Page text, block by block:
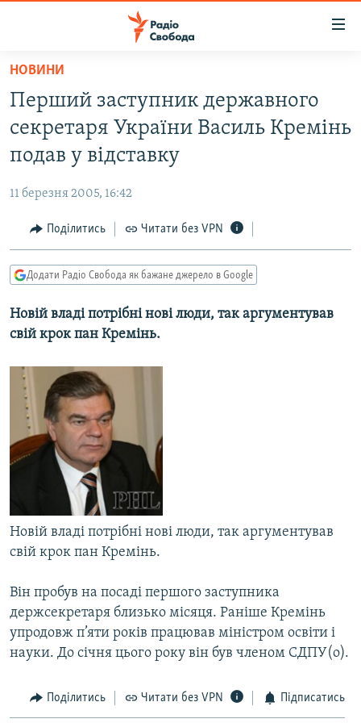
Перейти
основного
матеріалу
Перейти
до
основної
навігації
Перейти
до
пошуку
ВСЕ ЗА ДОБУ
СТАТТІ
ЕКОНОМІКА
СУСПІЛЬСТВО
УКРАЇНА
РОСІЙСЬКА «ФІЛЬТРАЦІЯ»
ДОНБАС.РЕАЛІЇ
ТИ ЯК?
СХЕМИ
КИТАЙ.ВИКЛИКИ
МУЛЬТИМЕДІА
ФОТО
СПЕЦПРОЄКТИ
ПОДКАСТИ
КРИМ РЕАЛІЇ
РУС
УКР
КТАТ
ДОЛУЧАЙСЯ!
НОВИНИ
Перший заступник державного
секретаря України Василь Кремінь
подав у відставку
11 березня 2005, 16:42
Поділитись Читати без VPN
Додати Радіо Свобода як бажане джерело в Google
Новій владі потрібні нові люди, так аргументував
свій крок пан Кремінь.
Новій владі потрібні нові люди, так аргументував
свій крок пан Кремінь.
Він пробув на посаді першого заступника
держсекретаря близько мiсяця. Раніше Кремінь
упродовж п’яти років працював мiнiстром освiти i
науки. До січня цього року він був членом СДПУ(о).
Поділитись Читати без VPN Підписатись